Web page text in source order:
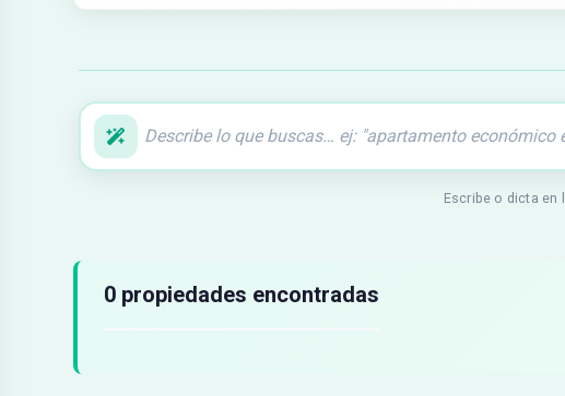
Escribe o dicta en
Resultados de búsqueda
0 propiedades encontradas